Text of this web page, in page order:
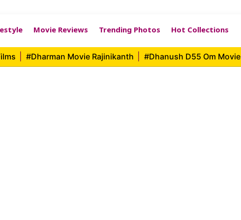
Movie Reviews Trending Photos Hot Collections
#Dharman Movie Rajinikanth #Dhanush D55 Om Movie